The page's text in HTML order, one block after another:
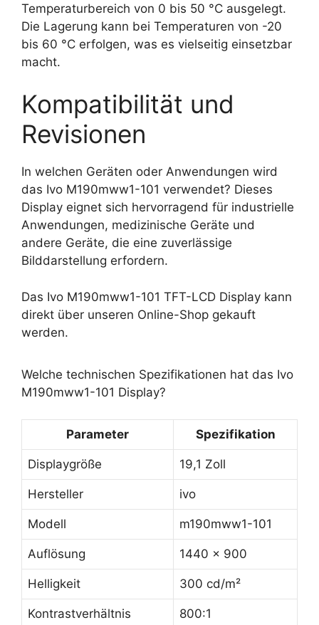
Temperaturbereich von 0 bis 50 °C ausgelegt.
Die Lagerung kann bei Temperaturen von -20
bis 60 °C erfolgen, was es vielseitig einsetzbar
macht.
Kompatibilität und
Revisionen
In welchen Geräten oder Anwendungen wird
das Ivo M190mww1-101 verwendet? Dieses
Display eignet sich hervorragend für industrielle
Anwendungen, medizinische Geräte und
andere Geräte, die eine zuverlässige
Bilddarstellung erfordern.
Das Ivo M190mww1-101 TFT-LCD Display kann
direkt über unseren Online-Shop gekauft
werden.
Welche technischen Spezifikationen hat das Ivo
M190mww1-101 Display?
Parameter Spezifikation
Displaygröße 19,1 Zoll
Hersteller ivo
Modell m190mww1-101
Auflösung 1440 x 900
Helligkeit 300 cd/m²
Kontrastverhältnis 800:1